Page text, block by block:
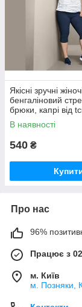
Якісні зручні
бенгаліновий
брюки, капрі від
Чібо, Німеччина,
В наявності
540 ₴
Про нас
96%
Працює з
м. Київ
м. Позняки,